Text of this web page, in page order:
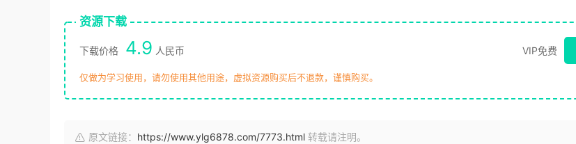
资源下载
下载价格 4.9 人民币 VIP免费
仅做为学习使用，请勿使用其他用途，虚拟资源购买后不退款，谨慎购买。
原文链接： https://www.ylg6878.com/7773.html 转载请注明。